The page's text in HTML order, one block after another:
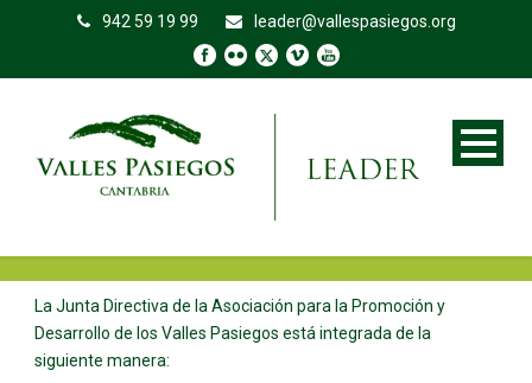
942 59 19 99 leader@vallespasiegos.org
La Junta Directiva de la Asociación para la Promoción y
Desarrollo de los Valles Pasiegos está integrada de la
siguiente manera: